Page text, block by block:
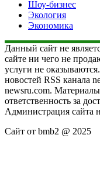
Шоу-бизнес
Экология
Экономика
Данный сайт не
сайте ни чего не
услуги не
новостей RSS канала
newsru.com.
ответственность за
Администрация сайта
Сайт от bmb2 @ 2025